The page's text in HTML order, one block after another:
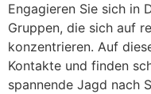
Engagieren Sie sich in
Gruppen, die sich auf
konzentrieren. Auf
Kontakte und finden
spannende Jagd nach